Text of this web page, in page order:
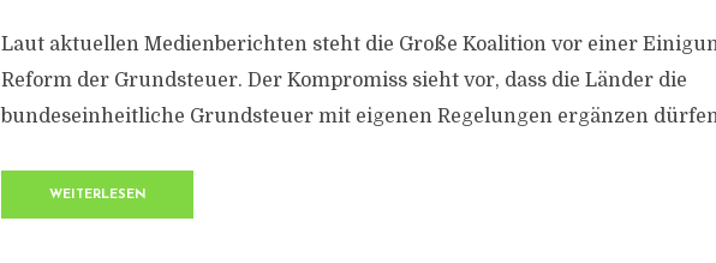
Laut aktuellen Medienberichten steht die Große Koalition vor einer
Reform der Grundsteuer. Der Kompromiss sieht vor, dass die Länder die
bundeseinheitliche Grundsteuer mit eigenen Regelungen ergänzen
WEITERLESEN